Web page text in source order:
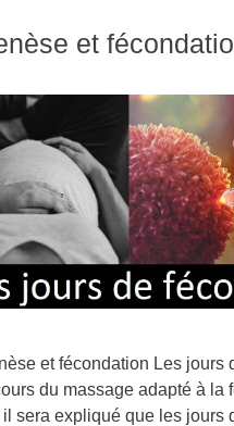
et
et fécondation Les jours
du massage adapté à la
sera expliqué que les jours